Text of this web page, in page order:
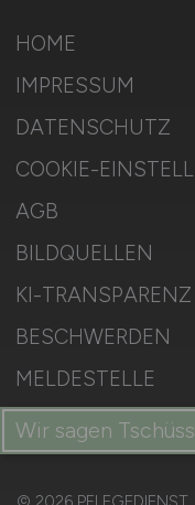
HOME
IMPRESSUM
DATENSCHUTZ
COOKIE-
AGB
BILDQUELLEN
KI-TRANSPARENZ
BESCHWERDEN
MELDESTELLE
SITEMAP
Wir sagen Tschüss